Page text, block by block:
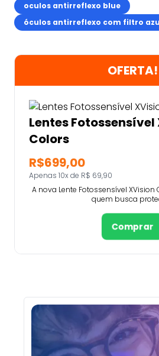
oculos antirreflexo blue
óculos antirreflexo com filtro
OFERTA!
Lentes Fotossensível
Colors
R$699,00
Apenas 10x de R$ 69,90
A nova Lente Fotossensível
quem busca
Comprar